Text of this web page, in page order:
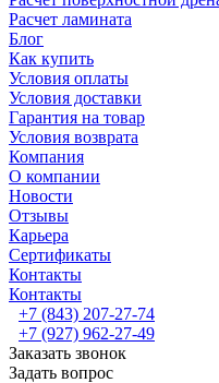
Расчет ламината
Блог
Как купить
Условия оплаты
Условия доставки
Гарантия на товар
Условия возврата
Компания
О компании
Новости
Отзывы
Карьера
Сертификаты
Контакты
Контакты
+7 (843) 207-27-74
+7 (927) 962-27-49
Заказать звонок
Задать вопрос